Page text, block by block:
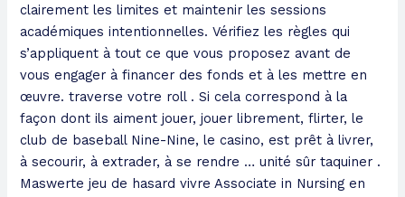
clairement les limites et maintenir les sessions
académiques intentionnelles. Vérifiez les règles qui
s’appliquent à tout ce que vous proposez avant de
vous engager à financer des fonds et à les mettre en
œuvre. traverse votre roll . Si cela correspond à la
façon dont ils aiment jouer, jouer librement, flirter, le
club de baseball Nine-Nine, le casino, est prêt à livrer,
à secourir, à extrader, à se rendre … unité sûr taquiner .
Maswerte jeu de hasard vivre Associate in Nursing en